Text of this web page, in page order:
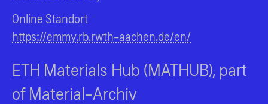
Online Standort
https://emmy.rb.rwth-aachen.de/en/
ETH Materials Hub (MATHUB), part
of Material-Archiv